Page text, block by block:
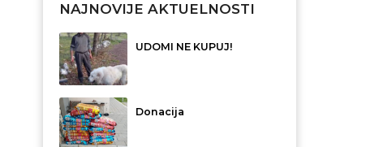
NAJNOVIJE AKTUELNOSTI
UDOMI NE KUPUJ!
Donacija